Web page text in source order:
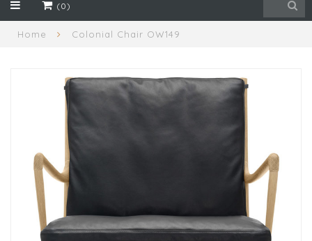
(0)
Home Colonial Chair OW149